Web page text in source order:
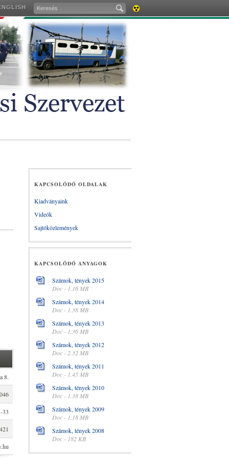
8.
33
KAPCSOLÓDÓ OLDALAK
Kiadványaink
Videók
Sajtóközlemények
KAPCSOLÓDÓ ANYAGOK
Számok, tények 2015
Doc - 1.16 MB
Számok, tények 2014
Doc - 1.38 MB
Számok, tények 2013
Doc - 1.36 MB
Számok, tények 2012
Doc - 2.32 MB
Számok, tények 2011
Doc - 1.45 MB
Számok, tények 2010
Doc - 1.38 MB
Számok, tények 2009
Doc - 1.18 MB
Számok, tények 2008
Doc - 182 KB